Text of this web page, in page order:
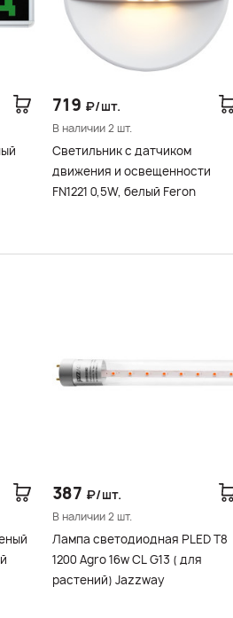
719 ₽/шт.
В наличии 2 шт.
Светильник с датчиком
движения и освещенности
FN1221 0,5W, белый Feron
387 ₽/шт.
В наличии 2 шт.
Лампа светодиодная PLED T8
1200 Agro 16w CL G13 ( для
растений) Jazzway